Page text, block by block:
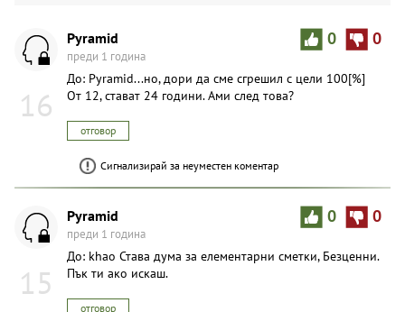
16
0 0
Pyramid
преди 1 година
До: Pyramid...но, дори да сме сгрешил с цели 100[%]
От 12, стават 24 години. Ами след това?
отговор
Сигнализирай за неуместен коментар
15
0 0
Pyramid
преди 1 година
До: khao Става дума за елементарни сметки, Безценни.
Пък ти ако искаш.
отговор